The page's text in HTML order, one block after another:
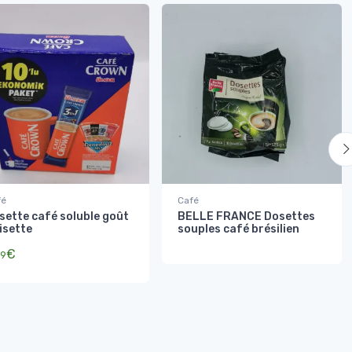
café soluble goût
€
Café
BELLE FRANCE Dosettes
souples café brésilien